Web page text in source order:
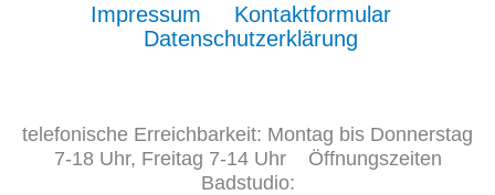
Impressum
Kontaktformular
Datenschutzerklärung
telefonische Erreichbarkeit: Montag bis Donnerstag
7-18 Uhr, Freitag 7-14 Uhr Öffnungszeiten
Badstudio: